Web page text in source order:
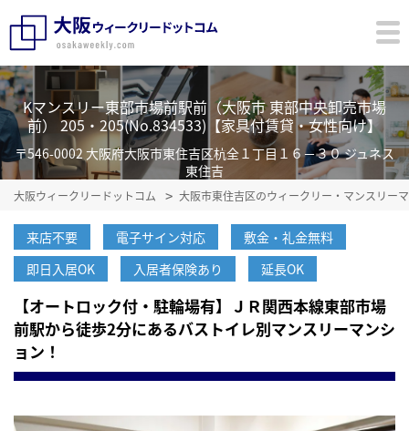
Kマンスリー東部市場前駅前（大阪市 東部中央卸売市場
前） 205・205(No.834533)【家具付賃貸・女性向け】
〒546-0002 大阪府大阪市東住吉区杭全１丁目１６－３０ ジュネス
東住吉
大阪ウィークリードットコム 大阪市東住吉区のウィークリー・マンスリー
来店不要 電子サイン対応
敷金・礼金無料
即日入居OK
入居者保険あり 延長OK
【オートロック付・駐輪場有】ＪＲ関西本線東部市場
前駅から徒歩2分にあるバストイレ別マンスリーマンシ
ョン！